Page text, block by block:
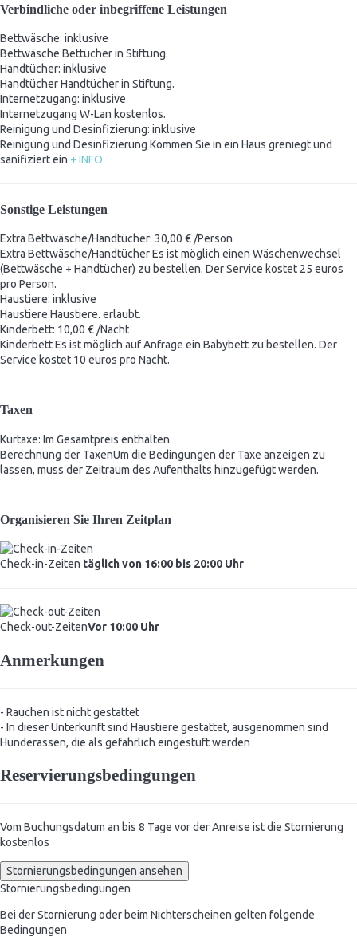
Verbindliche oder inbegriffene Leistungen
Bettwäsche: inklusive
Bettwäsche Bettücher in Stiftung.
Handtücher: inklusive
HandtücherHandtücher in Stiftung.
Internetzugang: inklusive
Internetzugang W-Lan kostenlos.
Reinigung und Desinfizierung: inklusive
Reinigung und Desinfizierung Kommen Sie in ein Haus greniegt und
sanifiziert ein + INFO
Sonstige Leistungen
Extra Bettwäsche/Handtücher: 30,00 € /Person
Extra Bettwäsche/HandtücherEs ist möglich einen Wäschenwechsel
(Bettwäsche + Handtücher) zu bestellen. Der Service kostet 25 euros
pro Person.
Haustiere: inklusive
Haustiere Haustiere. erlaubt.
Kinderbett: 10,00 € /Nacht
KinderbettEs ist möglich auf Anfrage ein Babybett zu bestellen. Der
Service kostet 10 euros pro Nacht.
Taxen
Kurtaxe: Im Gesamtpreis enthalten
Berechnung der TaxenUm die Bedingungen der Taxe anzeigen zu
lassen, muss der Zeitraum des Aufenthalts hinzugefügt werden.
Organisieren Sie Ihren Zeitplan
Check-in-Zeiten täglich von 16:00 bis 20:00 Uhr
Check-out-ZeitenVor 10:00 Uhr
Anmerkungen
- Rauchen ist nicht gestattet
- In dieser Unterkunft sind Haustiere gestattet, ausgenommen sind
Hunderassen, die als gefährlich eingestuft werden
Reservierungsbedingungen
Vom Buchungsdatum an bis 8 Tage vor der Anreise ist die Stornierung
kostenlos
Stornierungsbedingungen ansehen
Stornierungsbedingungen
Bei der Stornierung oder beim Nichterscheinen gelten folgende
Bedingungen